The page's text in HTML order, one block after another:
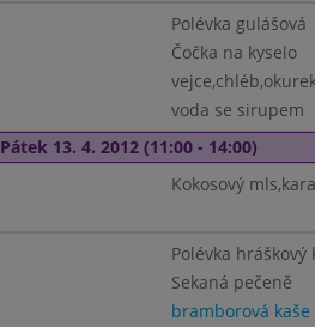
Polévka gulášová
Čočka na kyselo
voda se sirupem
Pátek 13. 4. 2012 (11:00 - 14:00)
Kokosový
Polévka hráškový
Sekaná pečeně
bramborová kaše